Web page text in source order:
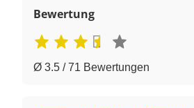
Bewertung
Ø 3.5 / 71 Bewertungen